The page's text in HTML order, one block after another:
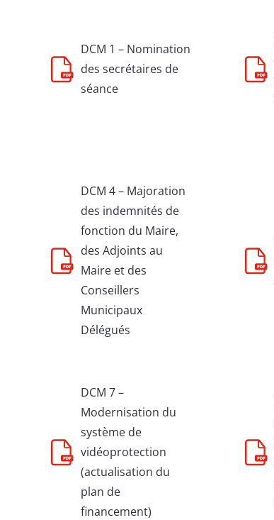
DCM 1 – Nomination
des secrétaires de
séance
DCM 4 – Majoration
des indemnités de
fonction du Maire,
des Adjoints au
Maire et des
Conseillers
Municipaux
Délégués
DCM 7 –
Modernisation du
système de
vidéoprotection
(actualisation du
plan de
financement)